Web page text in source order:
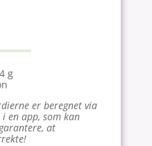
g
er beregnet via
en app, som kan
at